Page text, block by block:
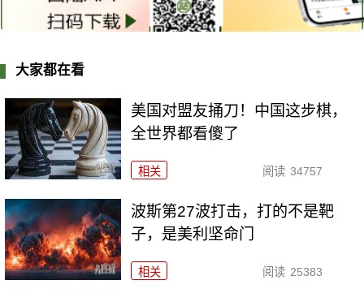
大家都在看
美国对盟友捅刀！中国这步棋，
全世界都看傻了
相关 阅读 34757
波斯第27波打击，打的不是靶
子，是美利坚命门
相关 阅读 25383